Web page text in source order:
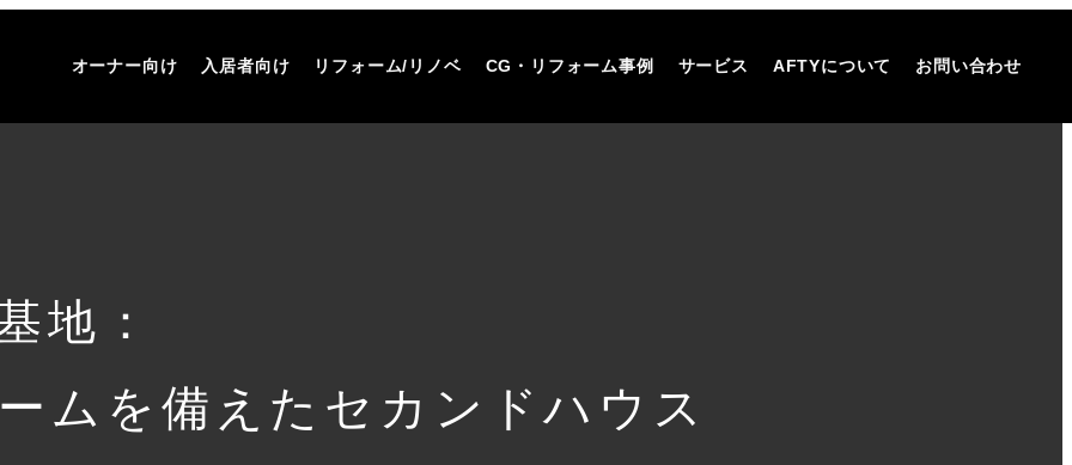
オーナー向け 入居者向け リフォーム/リノベ CG・リフォーム事例 サービス AFTYについて お問い合わせ
地：
ムを備えたセカンドハウス